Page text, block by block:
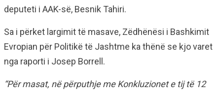
deputeti i AAK-së, Besnik Tahiri.
Sa i përket largimit të masave, Zëdhënësi i Bashkimit
Evropian për Politikë të Jashtme ka thënë se kjo varet
nga raporti i Josep Borrell.
“Për masat, në përputhje me Konkluzionet e tij të 12